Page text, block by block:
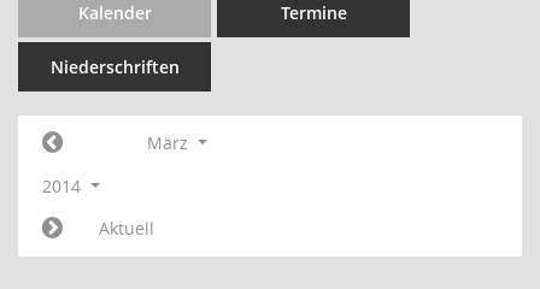
Kalender Termine
Niederschriften
März
2014
Aktuell